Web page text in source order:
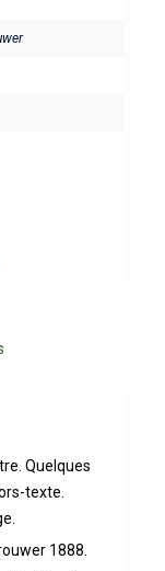
Quelques
texte.
1888.